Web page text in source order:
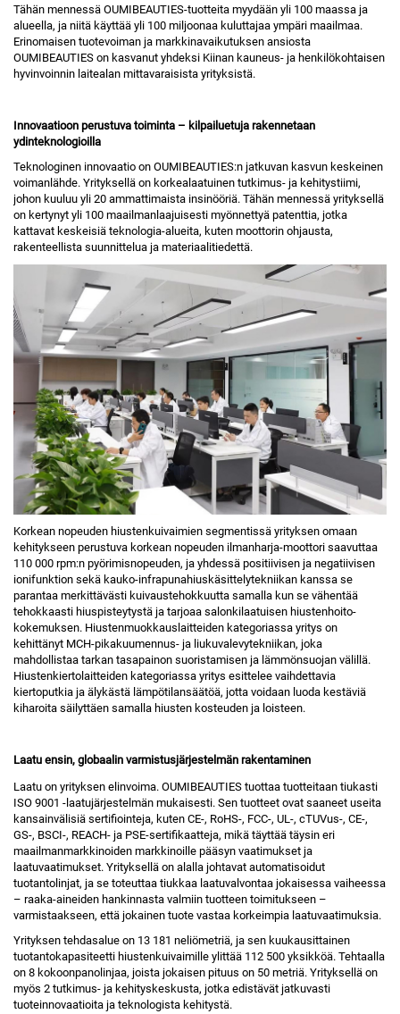
Tähän mennessä OUMIBEAUTIES-tuotteita myydään yli 100 maassa ja
alueella, ja niitä käyttää yli 100 miljoonaa kuluttajaa ympäri maailmaa.
Erinomaisen tuotevoiman ja markkinavaikutuksen ansiosta
OUMIBEAUTIES on kasvanut yhdeksi Kiinan kauneus- ja henkilökohtaisen
hyvinvoinnin laitealan mittavaraisista yrityksistä.
Innovaatioon perustuva toiminta – kilpailuetuja rakennetaan
ydinteknologioilla
Teknologinen innovaatio on OUMIBEAUTIES:n jatkuvan kasvun keskeinen
voimanlähde. Yrityksellä on korkealaatuinen tutkimus- ja kehitystiimi,
johon kuuluu yli 20 ammattimaista insinööriä. Tähän mennessä yrityksellä
on kertynyt yli 100 maailmanlaajuisesti myönnettyä patenttia, jotka
kattavat keskeisiä teknologia-alueita, kuten moottorin ohjausta,
rakenteellista suunnittelua ja materiaalitiedettä.
Korkean nopeuden hiustenkuivaimien segmentissä yrityksen omaan
kehitykseen perustuva korkean nopeuden ilmanharja-moottori saavuttaa
110 000 rpm:n pyörimisnopeuden, ja yhdessä positiivisen ja negatiivisen
ionifunktion sekä kauko-infrapunahiuskäsittelytekniikan kanssa se
parantaa merkittävästi kuivaus­tehokkuutta samalla kun se vähentää
tehokkaasti hiuspisteytystä ja tarjoaa salonkilaatuisen hiustenhoito­
kokemuksen. Hiustenmuokkauslaitteiden kategoriassa yritys on
kehittänyt MCH-pikakuumennus- ja liukuvalevytekniikan, joka
mahdollistaa tarkan tasapainon suoristamisen ja lämmönsuojan välillä.
Hiustenkiertolaitteiden kategoriassa yritys esittelee vaihdettavia
kiertoputkia ja älykästä lämpötilansäätöä, jotta voidaan luoda kestäviä
kiharoita säilyttäen samalla hiusten kosteuden ja loisteen.
Laatu ensin, globaalin varmistusjärjestelmän rakentaminen
Laatu on yrityksen elinvoima. OUMIBEAUTIES tuottaa tuotteitaan tiukasti
ISO 9001 -laatujärjestelmän mukaisesti. Sen tuotteet ovat saaneet useita
kansainvälisiä sertifiointeja, kuten CE-, RoHS-, FCC-, UL-, cTUVus-, CE-,
GS-, BSCI-, REACH- ja PSE-sertifikaatteja, mikä täyttää täysin eri
maailmanmarkkinoiden markkinoille pääsyn vaatimukset ja
laatuvaatimukset. Yrityksellä on alalla johtavat automatisoidut
tuotantolinjat, ja se toteuttaa tiukkaa laatuvalvontaa jokaisessa vaiheessa
– raaka-aineiden hankinnasta valmiin tuotteen toimitukseen –
varmistaakseen, että jokainen tuote vastaa korkeimpia laatuvaatimuksia.
Yrityksen tehdasalue on 13 181 neliömetriä, ja sen kuukausittainen
tuotantokapasiteetti hiustenkuivaimille ylittää 112 500 yksikköä. Tehtaalla
on 8 kokoonpanolinjaa, joista jokaisen pituus on 50 metriä. Yrityksellä on
myös 2 tutkimus- ja kehityskeskusta, jotka edistävät jatkuvasti
tuoteinnovaatioita ja teknologista kehitystä.